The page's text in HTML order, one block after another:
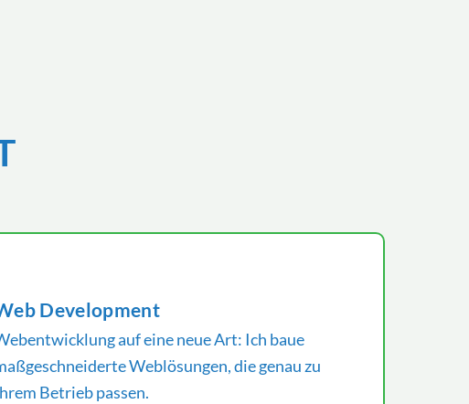
Development
auf eine neue Art: Ich baue
Weblösungen, die genau zu
Betrieb passen.